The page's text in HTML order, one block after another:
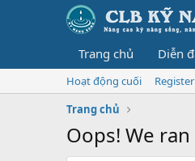
Trang chủ Diễn
Hoạt động cuối
Register
Trang chủ
Oops! We